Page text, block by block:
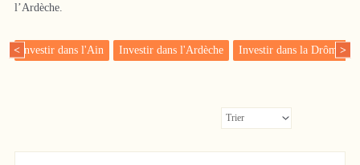
l’Ardèche.
< Investir dans l'Ain Investir dans l'Ardèche Investir dans la Drôme>